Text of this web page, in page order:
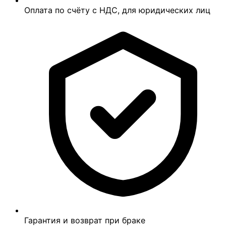
Оплата по счёту с НДС, для юридических лиц
Гарантия и возврат при браке